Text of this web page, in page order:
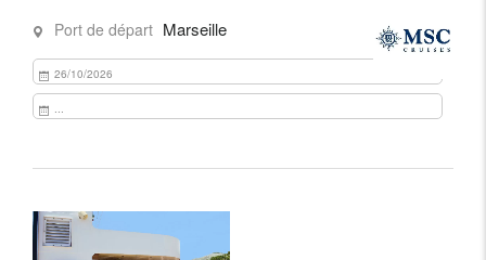
Port de départ Marseille
26/10/2026
...